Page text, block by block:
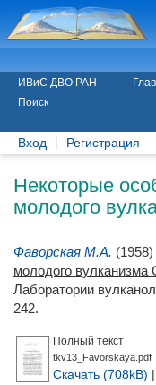
ИВиС ДВО РАН
Поиск
Вход Регистрация
Некоторые
молодого
Фаворская М.А. (1958)
молодого вулканизма
Лаборатории
242.
Полный текст
tkv13_Favorskaya.pdf
Скачать (708kB) |